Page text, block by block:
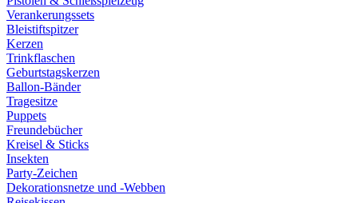
Verankerungssets
Bleistiftspitzer
Kerzen
Trinkflaschen
Geburtstagskerzen
Ballon-Bänder
Tragesitze
Puppets
Freundebücher
Kreisel & Sticks
Insekten
Party-Zeichen
Dekorationsnetze und -Webben